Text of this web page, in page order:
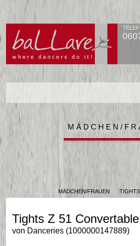
MÄDCHEN/
MÄDCHEN/FRAUEN TIGHTS
Tights Z 51 Convertable
von Danceries (1000000147889)